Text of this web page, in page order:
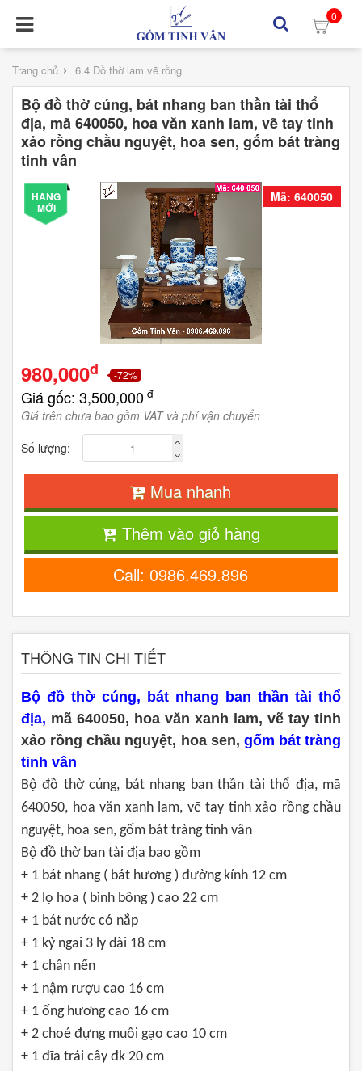
0
Trang chủ › 6.4 Đồ thờ lam vẽ rồng
Bộ đồ thờ cúng, bát nhang ban thần tài thổ
địa, mã 640050, hoa văn xanh lam, vẽ tay tinh
xảo rồng chầu nguyệt, hoa sen, gốm bát tràng
tinh vân
Mã: 640050
HÀNG
MỚI
980,000đ -72%
Giá gốc: 3,500,000 đ
Giá trên chưa bao gồm VAT và phí vận chuyển
Số lượng:
Mua nhanh
Thêm vào giỏ hàng
Call: 0986.469.896
THÔNG TIN CHI TIẾT
Bộ đồ thờ cúng, bát nhang ban thần tài thổ
địa, mã 640050, hoa văn xanh lam, vẽ tay tinh
xảo rồng chầu nguyệt, hoa sen, gốm bát tràng
tinh vân
Bộ đồ thờ cúng, bát nhang ban thần tài thổ địa, mã
640050, hoa văn xanh lam, vẽ tay tinh xảo rồng chầu
nguyệt, hoa sen, gốm bát tràng tinh vân
Bộ đồ thờ ban tài địa bao gồm
+ 1 bát nhang ( bát hương ) đường kính 12 cm
+ 2 lọ hoa ( bình bông ) cao 22 cm
+ 1 bát nước có nắp
+ 1 kỷ ngai 3 ly dài 18 cm
+ 1 chân nến
+ 1 nậm rượu cao 16 cm
+ 1 ống hương cao 16 cm
+ 2 choé đựng muối gạo cao 10 cm
+ 1 đĩa trái cây đk 20 cm